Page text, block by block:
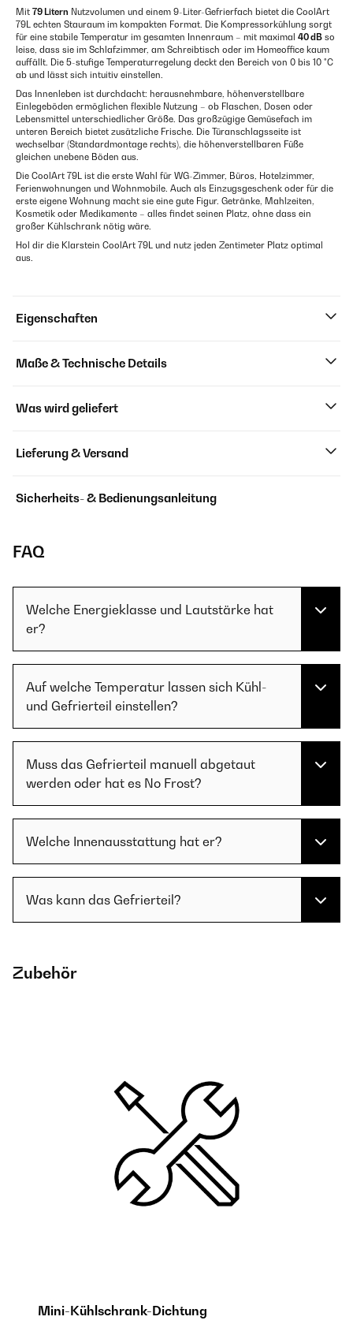
Mit 79 Litern Nutzvolumen und einem 9-Liter-Gefrierfach bietet die CoolArt
79L echten Stauraum im kompakten Format. Die Kompressorkühlung sorgt
für eine stabile Temperatur im gesamten Innenraum – mit maximal 40 dB so
leise, dass sie im Schlafzimmer, am Schreibtisch oder im Homeoffice kaum
auffällt. Die 5-stufige Temperaturregelung deckt den Bereich von 0 bis 10 °C
ab und lässt sich intuitiv einstellen.
Das Innenleben ist durchdacht: herausnehmbare, höhenverstellbare
Einlegeböden ermöglichen flexible Nutzung – ob Flaschen, Dosen oder
Lebensmittel unterschiedlicher Größe. Das großzügige Gemüsefach im
unteren Bereich bietet zusätzliche Frische. Die Türanschlagsseite ist
wechselbar (Standardmontage rechts), die höhenverstellbaren Füße
gleichen unebene Böden aus.
Die CoolArt 79L ist die erste Wahl für WG-Zimmer, Büros, Hotelzimmer,
Ferienwohnungen und Wohnmobile. Auch als Einzugsgeschenk oder für die
erste eigene Wohnung macht sie eine gute Figur. Getränke, Mahlzeiten,
Kosmetik oder Medikamente – alles findet seinen Platz, ohne dass ein
großer Kühlschrank nötig wäre.
Hol dir die Klarstein CoolArt 79L und nutz jeden Zentimeter Platz optimal
aus.
Eigenschaften
Maße & Technische Details
Was wird geliefert
Lieferung & Versand
Sicherheits- & Bedienungsanleitung
FAQ
Welche Energieklasse und Lautstärke hat
er?
Auf welche Temperatur lassen sich Kühl-
und Gefrierteil einstellen?
Muss das Gefrierteil manuell abgetaut
werden oder hat es No Frost?
Welche Innenausstattung hat er?
Was kann das Gefrierteil?
Zubehör
Mini-Kühlschrank-Dichtung